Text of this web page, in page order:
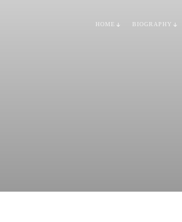
HOME BIOGRAPHY